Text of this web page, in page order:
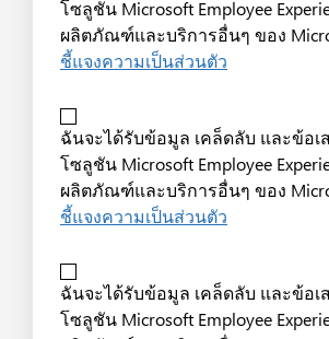
โซลูชัน Microsoft Employee
ผลิตภัณฑ์และบริการอื่นๆ ของ
ชี้แจงความเป็นส่วนตัว
ฉันจะได้รับข้อมูล เคล็ดลับ และข้อเ
โซลูชัน Microsoft Employee
ผลิตภัณฑ์และบริการอื่นๆ ของ
ชี้แจงความเป็นส่วนตัว
ฉันจะได้รับข้อมูล เคล็ดลับ และข้อเ
โซลูชัน Microsoft Employee